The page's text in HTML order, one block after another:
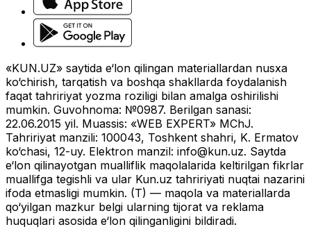
«KUN.UZ» saytida e‘lon qilingan materiallardan nusxa
ko‘chirish, tarqatish va boshqa shakllarda foydalanish
faqat tahririyat yozma roziligi bilan amalga oshirilishi
mumkin. Guvohnoma: №0987. Berilgan sanasi:
22.06.2015 yil. Muassis: «WEB EXPERT» MChJ.
Tahririyat manzili: 100043, Toshkent shahri, K. Ermatov
ko‘chasi, 12-uy. Elektron manzil: info@kun.uz. Saytda
e‘lon qilinayotgan mualliflik maqolalarida keltirilgan fikrlar
muallifga tegishli va ular Kun.uz tahririyati nuqtai nazarini
ifoda etmasligi mumkin. (T) — maqola va materiallarda
qo‘yilgan mazkur belgi ularning tijorat va reklama
huquqlari asosida e‘lon qilinganligini bildiradi.